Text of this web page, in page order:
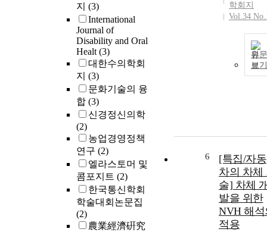
지 (3)
International
Journal of
Disability and Oral
Healt(3)
대한수의학회
지 (3)
문화기술의 융
합 (3)
신경정신의학
(2)
농업경영정책
연구 (2)
엘라스토머 및
콤포지트 (2)
한국통신학회
학술대회논문집
(2)
農業經濟硏究
학회지
Vol.34
원문
보기
6
[특집/자동
차의 차체
술] 차체
발을 위한
NVH 해석
적용